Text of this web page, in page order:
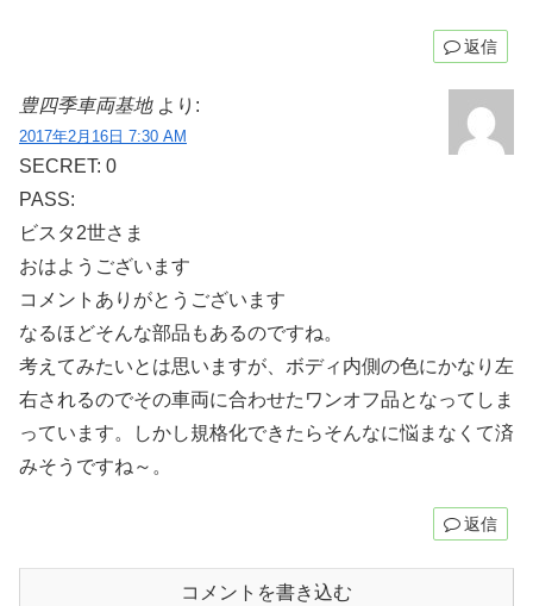
返信
豊四季車両基地 より:
2017年2月16日 7:30 AM
SECRET: 0
PASS:
ビスタ2世さま
おはようございます
コメントありがとうございます
なるほどそんな部品もあるのですね。
考えてみたいとは思いますが、ボディ内側の色にかなり左
右されるのでその車両に合わせたワンオフ品となってしま
っています。しかし規格化できたらそんなに悩まなくて済
みそうですね～。
返信
コメントを書き込む